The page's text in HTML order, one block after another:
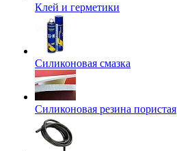
Клей и герметики
Силиконовая смазка
Силиконовая резина пористая